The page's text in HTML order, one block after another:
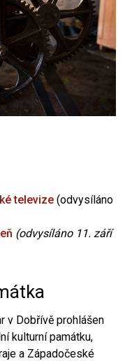
televize (odvysíláno
(odvysíláno 11. září
v Dobřívě prohlášen
kulturní památku,
a Západočeské